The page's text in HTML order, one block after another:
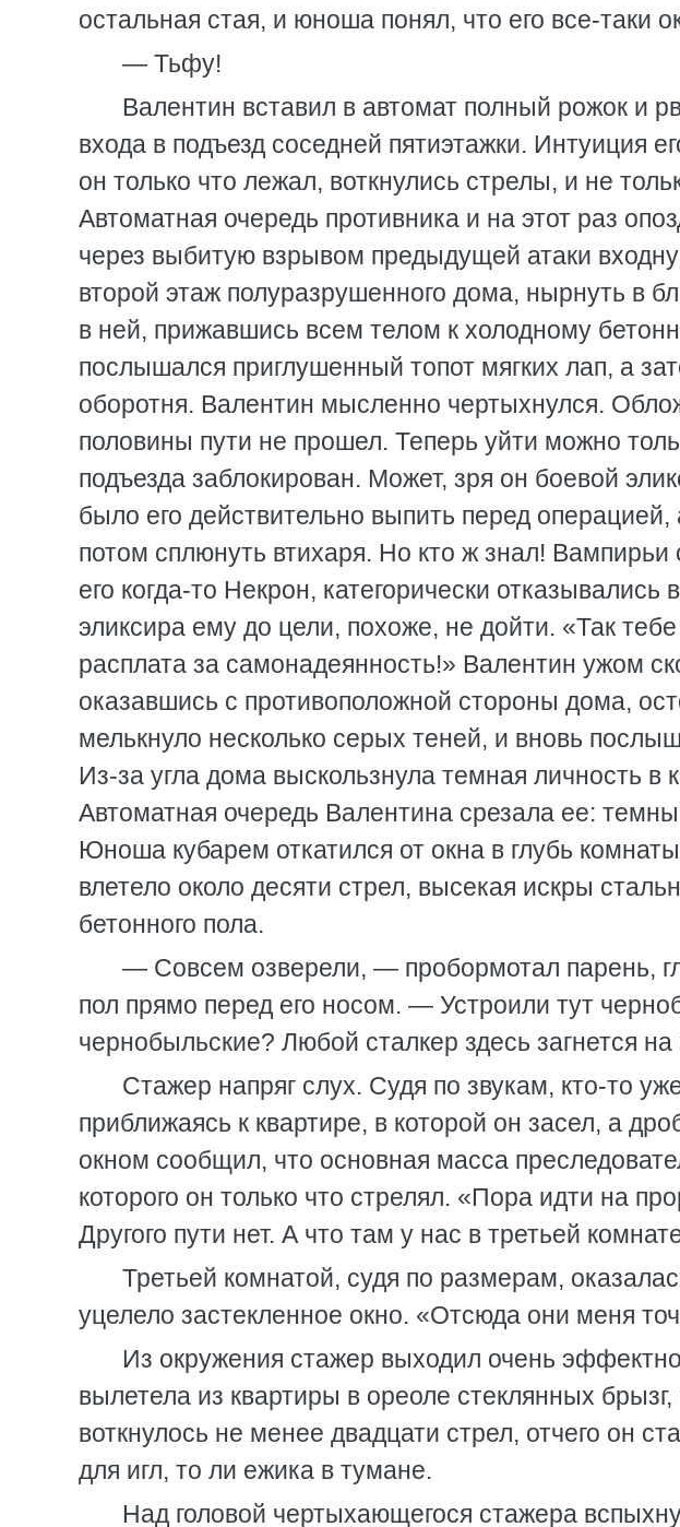
остальная стая, и юноша понял, что его все-таки
— Тьфу!
Валентин вставил в автомат полный рожок и
входа в подъезд соседней пятиэтажки. Интуиция
он только что лежал, воткнулись стрелы, и не
Автоматная очередь противника и на этот раз
через выбитую взрывом предыдущей атаки
второй этаж полуразрушенного дома, нырнуть в
в ней, прижавшись всем телом к холодному
послышался приглушенный топот мягких лап, а
оборотня. Валентин мысленно чертыхнулся.
половины пути не прошел. Теперь уйти можно
подъезда заблокирован. Может, зря он боевой
было его действительно выпить перед
потом сплюнуть втихаря. Но кто ж знал!
его когда-то Некрон, категорически отказывались
эликсира ему до цели, похоже, не дойти. «Так
расплата за самонадеянность!» Валентин ужом
оказавшись с противоположной стороны дома,
мелькнуло несколько серых теней, и вновь
Из-за угла дома выскользнула темная личность в
Автоматная очередь Валентина срезала ее:
Юноша кубарем откатился от окна в глубь
влетело около десяти стрел, высекая искры
бетонного пола.
— Совсем озверели, — пробормотал парень,
пол прямо перед его носом. — Устроили тут
чернобыльские? Любой сталкер здесь загнется
Стажер напряг слух. Судя по звукам, кто-то
приближаясь к квартире, в которой он засел, а
окном сообщил, что основная масса
которого он только что стрелял. «Пора идти на
Другого пути нет. А что там у нас в третьей
Третьей комнатой, судя по размерам,
уцелело застекленное окно. «Отсюда они меня
Из окружения стажер выходил очень
вылетела из квартиры в ореоле стеклянных
воткнулось не менее двадцати стрел, отчего он
для игл, то ли ежика в тумане.
Над головой чертыхающегося стажера